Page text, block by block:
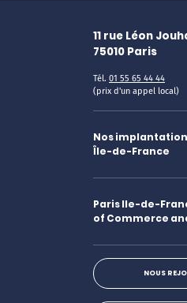
11 rue Léon
75010 Paris
Tél. 01 55 65 44 44
(prix d'un appel local)
Nos
Île-de-France
Paris Ile-de-
of Commerce
NOUS